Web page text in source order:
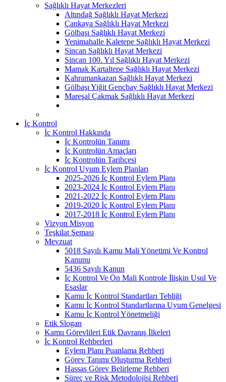
Sağlıklı Hayat Merkezleri
Altındağ Sağlıklı Hayat Merkezi
Çankaya Sağlıklı Hayat Merkezi
Gölbaşı Sağlıklı Hayat Merkezi
Yenimahalle Kaletepe Sağlıklı Hayat Merkezi
Sincan Sağlıklı Hayat Merkezi
Sincan 100. Yıl Sağlıklı Hayat Merkezi
Mamak Kartaltepe Sağlıklı Hayat Merkezi
Kahramankazan Sağlıklı Hayat Merkezi
Gölbaşı Yiğit Gençbay Sağlıklı Hayat Merkezi
Mareşal Çakmak Sağlıklı Hayat Merkezi
İç Kontrol
İç Kontrol Hakkında
İç Kontrolün Tanımı
İç Kontrolün Amaçları
İç Kontrolün Tarihçesi
İç Kontrol Uyum Eylem Planları
2025-2026 İç Kontrol Eylem Planı
2023-2024 İç Kontrol Eylem Planı
2021-2022 İç Kontrol Eylem Planı
2019-2020 İç Kontrol Eylem Planı
2017-2018 İç Kontrol Eylem Planı
Vizyon Misyon
Teşkilat Şeması
Mevzuat
5018 Sayılı Kamu Mali Yönetimi Ve Kontrol
Kanunu
5436 Sayılı Kanun
İç Kontrol Ve Ön Mali Kontrole İlişkin Usul Ve
Esaslar
Kamu İç Kontrol Standartları Tebliği
Kamu İç Kontrol Standartlarına Uyum Genelgesi
Kamu İç Kontrol Yönetmeliği
Etik Slogan
Kamu Görevlileri Etik Davranış İlkeleri
İç Kontrol Rehberleri
Eylem Planı Puanlama Rehberi
Görev Tanımı Oluşturma Rehberi
Hassas Görev Belirleme Rehberi
Süreç ve Risk Metodolojisi Rehberi